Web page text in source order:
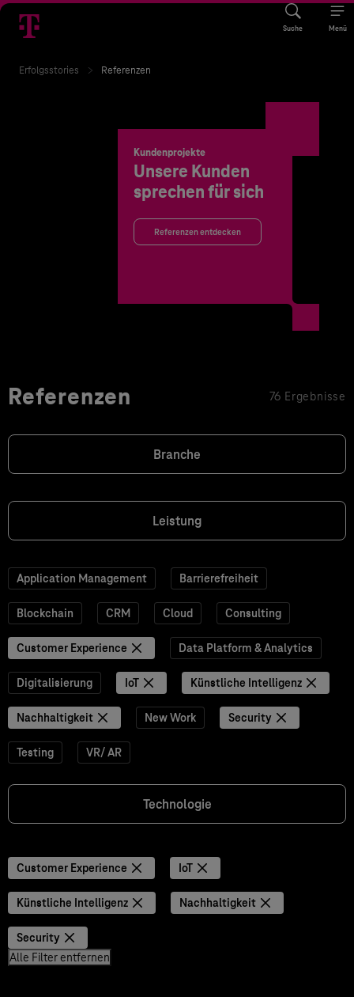
Suche Menü
Erfolgsstories Referenzen
Kundenprojekte
Unsere Kunden
sprechen für sich
Referenzen entdecken
Referenzen 76 Ergebnisse
Branche
Leistung
Application Management Barrierefreiheit
Blockchain CRM Cloud Consulting
Customer Experience Data Platform & Analytics
Digitalisierung IoT Künstliche Intelligenz
Nachhaltigkeit New Work Security
Testing VR/ AR
Technologie
Customer Experience IoT
Künstliche Intelligenz Nachhaltigkeit
Security
Alle Filter entfernen